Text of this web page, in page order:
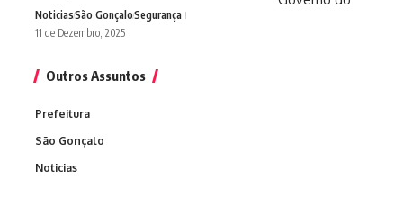
NoticiasSão GonçaloSegurança
11 de Dezembro, 2025
Outros Assuntos
Prefeitura
São Gonçalo
Noticias